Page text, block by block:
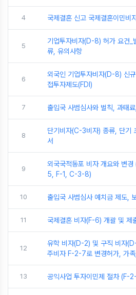
4 국제결혼 신고 국제결혼이민비
5
기업투자비자(D-8) 허가 요건_
류, 유의사항
6
외국인 기업투자비자(D-8) 신
접투자제도(FDI)
7 출입국 사범심사와 벌칙, 과태
8
단기비자(C-3비자) 종류, 단기
서
9
외국국적동포 비자 개요와 변
5, F-1, C-3-8)
10 출입국 사범심사 예치금 제도,
11 국제결혼 비자(F-6) 개괄 및 제
12
유학 비자(D-2) 및 구직 비자
주비자 F-2-7로 변경허가, 가
13 공익사업 투자이민제 절차 (F-